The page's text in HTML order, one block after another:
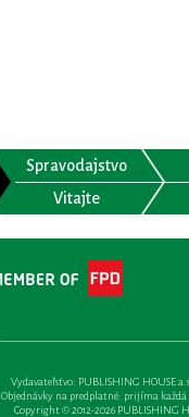
Spravodajstvo
Vitajte
Vydavateľsťvo: PUBLISHING HOUSE
Objednávky na predplatné: prijíma každá
Copyright © 2012-2026 PUBLISHING